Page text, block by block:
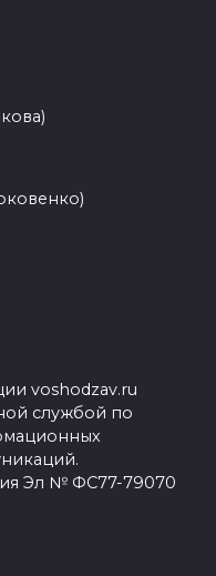
voshodzav.ru
службой по
Эл № ФС77-79070